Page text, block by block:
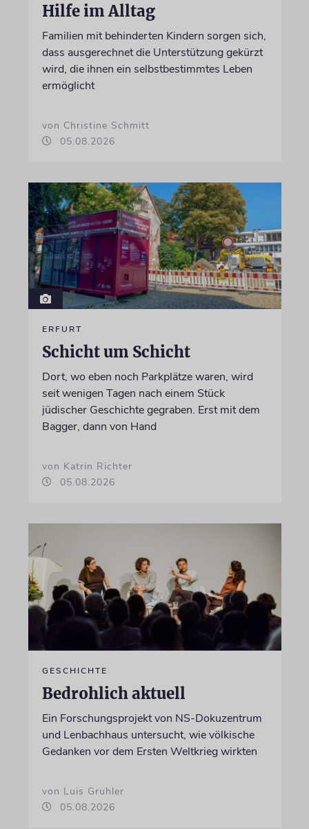
Hilfe im Alltag
Familien mit behinderten Kindern sorgen sich,
dass ausgerechnet die Unterstützung gekürzt
wird, die ihnen ein selbstbestimmtes Leben
ermöglicht
von Christine Schmitt
05.08.2026
ERFURT
Schicht um Schicht
Dort, wo eben noch Parkplätze waren, wird
seit wenigen Tagen nach einem Stück
jüdischer Geschichte gegraben. Erst mit dem
Bagger, dann von Hand
von Katrin Richter
05.08.2026
GESCHICHTE
Bedrohlich aktuell
Ein Forschungsprojekt von NS-Dokuzentrum
und Lenbachhaus untersucht, wie völkische
Gedanken vor dem Ersten Weltkrieg wirkten
von Luis Gruhler
05.08.2026